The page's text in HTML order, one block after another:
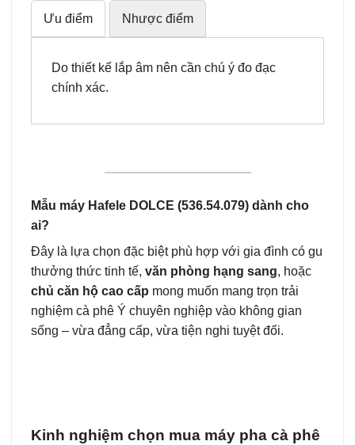
Ưu điểm Nhược điểm
Do thiết kế lắp âm nên cần chú ý đo đạc
chính xác.
Mẫu máy Hafele DOLCE (536.54.079) dành cho
ai?
Đây là lựa chọn đặc biệt phù hợp với gia đình có gu
thưởng thức tinh tế, văn phòng hạng sang, hoặc
chủ căn hộ cao cấp mong muốn mang trọn trải
nghiệm cà phê Ý chuyên nghiệp vào không gian
sống – vừa đẳng cấp, vừa tiện nghi tuyệt đối.
Kinh nghiệm chọn mua máy pha cà phê